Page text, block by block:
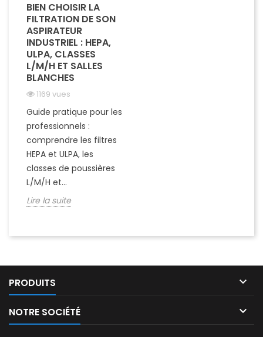
BIEN CHOISIR LA
FILTRATION DE SON
ASPIRATEUR
INDUSTRIEL : HEPA,
ULPA, CLASSES
L/M/H ET SALLES
BLANCHES
1169 vues
Guide pratique pour les
professionnels :
comprendre les filtres
HEPA et ULPA, les
classes de poussières
L/M/H et...
Lire la suite
PRODUITS 
NOTRE SOCIÉTÉ 